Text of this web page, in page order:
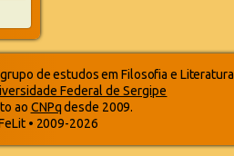
de estudos em Filosofia e Literatura
Federal de Sergipe
ao CNPqdesde 2009.
• 2009-2026